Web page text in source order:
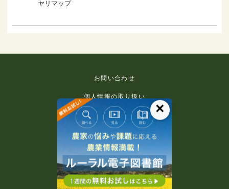
ヤリマップ
お問い合わせ
個人情報の取り扱い
免責事項
利用規約
推奨環境
著作権等について
×